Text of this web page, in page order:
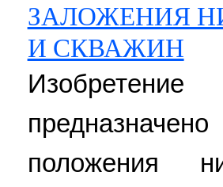
ЗАЛОЖЕНИЯ
И СКВАЖИН
положения